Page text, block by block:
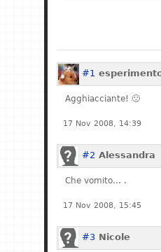
#1
Agghiacciante! 🙁
17 Nov 2008, 14:39
#2 Alessandra
Che vomito… .
17 Nov 2008, 15:45
#3 Nicole